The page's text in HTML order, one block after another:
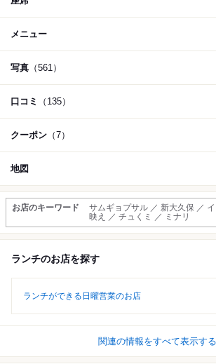
メニュー
写真 （561）
口コミ （135）
クーポン （7）
地図
お店のキーワード
サムギョプサル ／ 新大久保 ／
映え ／ チュくミ ／ ミナリ
ランチのお店を探す
ランチができる日曜営業のお店
関連の情報をすべて表示する